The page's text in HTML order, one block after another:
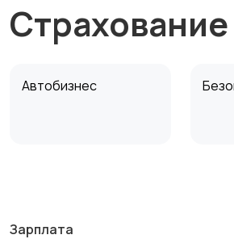
Автобизнес
Зарплата